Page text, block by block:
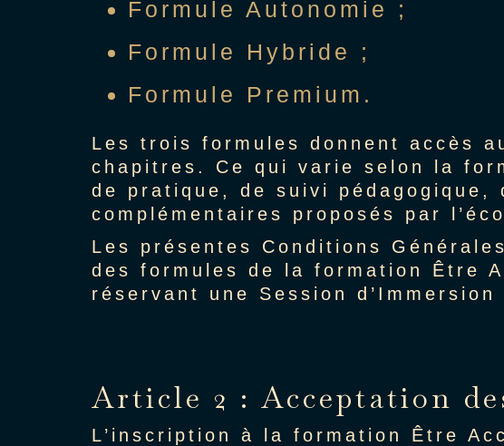
Formule Autonomie ;
Formule Hybride ;
Formule Premium.
Les trois formules donnent accès
chapitres. Ce qui varie selon la
de pratique, de suivi pédagogique,
complémentaires proposés par
Les présentes Conditions
des formules de la formation Être
réservant une Session d’Immersion
Article 2 : Acceptation
L’inscription à la formation Être